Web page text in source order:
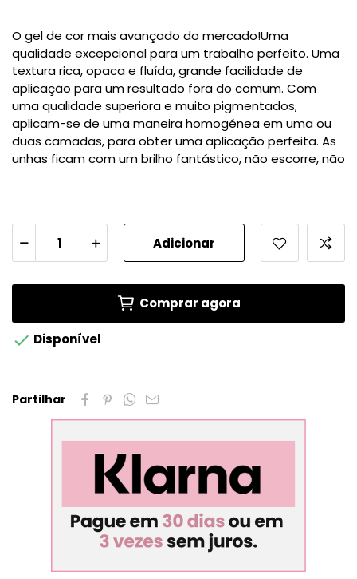
O gel de cor mais avançado do mercado!Uma
qualidade excepcional para um trabalho perfeito. Uma
textura rica, opaca e fluída, grande facilidade de
aplicação para um resultado fora do comum. Com
uma qualidade superiora e muito pigmentados,
aplicam-se de uma maneira homogénea em uma ou
duas camadas, para obter uma aplicação perfeita. As
unhas ficam com um brilho fantástico, não escorre, não
Adicionar
Comprar agora
 Disponível
Partilhar